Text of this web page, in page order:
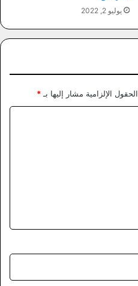
يوليو 2, 2022
الحقول الإلزامية مشار إليها بـ *